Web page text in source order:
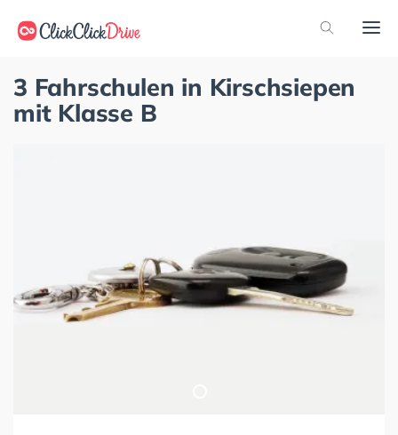
3 Fahrschulen in Kirschsiepen
mit Klasse B